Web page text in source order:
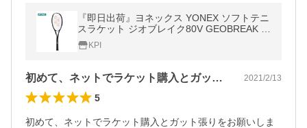
『即日出荷』ヨネックス YONEX ソフトテニ
スラケット ジオブレイク80V GEOBREAK 8
0V GEO80V フレームのみ
KPI
初めて、ネットでラケット購入とガット張… 2021/2/13
5
初めて、ネットでラケット購入とガット張りをお願いしま